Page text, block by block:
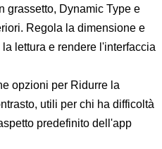
grassetto, Dynamic Type e
Regola la dimensione e
lettura e rendere l'interfaccia
opzioni per Ridurre la
utili per chi ha difficoltà
predefinito dell'app